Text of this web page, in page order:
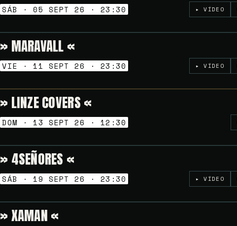
SÁB · 05 SEPT 26 · 23:30 ▸ VÍDEO
NOCHES GOLFAS
» MARAVALL «
VIE · 11 SEPT 26 · 23:30 ▸ VÍDEO
VERMUT SESSION
» LINZE COVERS «
DOM · 13 SEPT 26 · 12:30
NOCHES GOLFAS
» 4SEÑORES «
SÁB · 19 SEPT 26 · 23:30 ▸ VÍDEO
NOCHES GOLFAS
» XAMAN «